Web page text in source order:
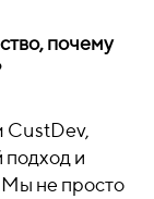
почему
CustDev,
подход и
Мы не просто